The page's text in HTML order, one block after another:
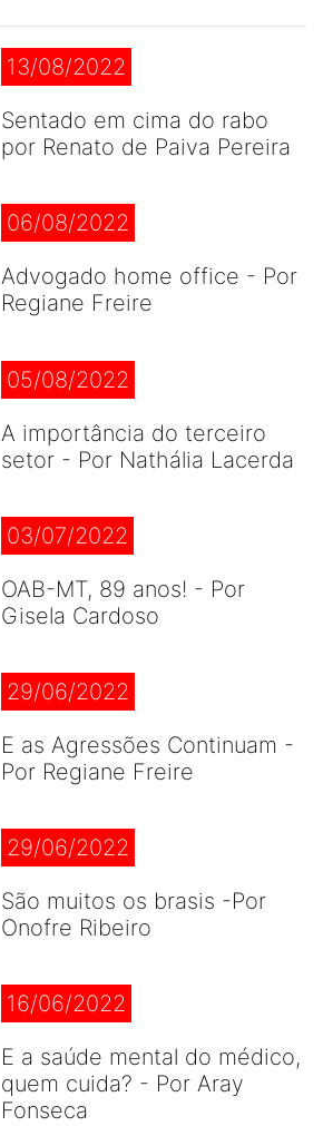
13/08/2022
Sentado em cima do rabo
por Renato de Paiva Pereira
06/08/2022
Advogado home office - Por
Regiane Freire
05/08/2022
A importância do terceiro
setor - Por Nathália Lacerda
03/07/2022
OAB-MT, 89 anos! - Por
Gisela Cardoso
29/06/2022
E as Agressões Continuam -
Por Regiane Freire
29/06/2022
São muitos os brasis -Por
Onofre Ribeiro
16/06/2022
E a saúde mental do médico,
quem cuida? - Por Aray
Fonseca